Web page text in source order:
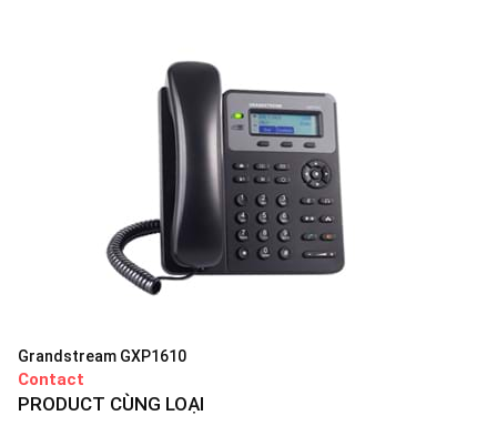
Grandstream GXP1610
Contact
PRODUCT CÙNG LOẠI